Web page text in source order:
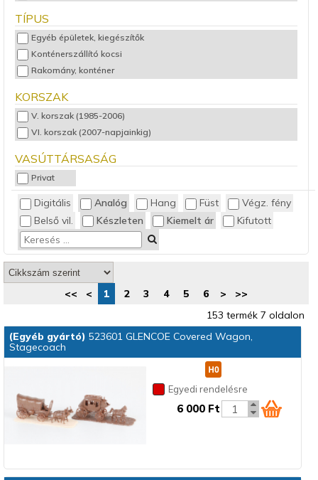
Märklin
NOCH
PIKO
ROCO
TILLIG
TÍPUS
Egyéb épületek, kiegészítők
Konténerszállító kocsi
Rakomány, konténer
KORSZAK
V. korszak (1985-2006)
VI. korszak (2007-napjainkig)
VASÚTTÁRSASÁG
Privat
Digitális Analóg Hang Füst
Végz. fény
Belső vil.
Készleten Kiemelt ár Kifutott
<< < 1 2 3 4 5 6 >
>>
153 termék 7 oldalon
(Egyéb gyártó) 523601 GLENCOE Covered Wagon,
Stagecoach
Egyedi rendelésre
6 000 Ft